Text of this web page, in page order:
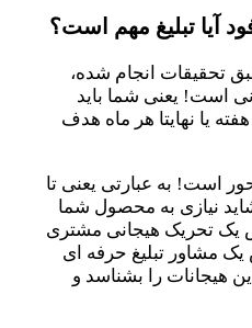
تبلیغ مهم است؟
انجام شده،
یعنی شما باید
نهایتا هر ماه هدف
به عبارتی یعنی تا
به محصول شما
هیجانی مشتری
تبلیغ حرفه ای
را بشناسد و